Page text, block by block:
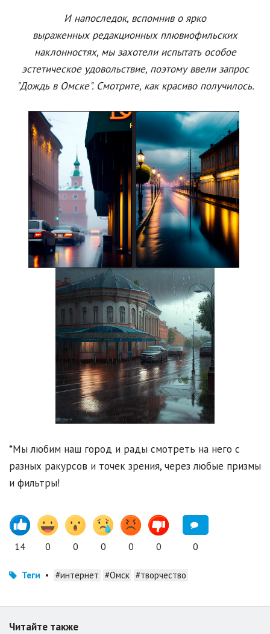
И напоследок, вспомнив о ярко
выраженных редакционных плювиофильских
наклонностях, мы захотели испытать особое
эстетическое удовольствие, поэтому ввели запрос
"Дождь в Омске". Смотрите, как красиво получилось.
*Мы любим наш город и рады смотреть на него с
разных ракурсов и точек зрения, через любые призмы
и фильтры!
14 0 0 0 0 0 0
Теги • #интернет #Омск #творчество
Читайте также